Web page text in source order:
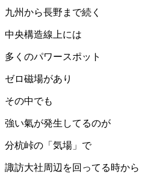
九州から長野まで続く
中央構造線上には
多くのパワースポット
ゼロ磁場があり
その中でも
強い氣が発生してるのが
分杭峠の「気場」で
諏訪大社周辺を回ってる時から